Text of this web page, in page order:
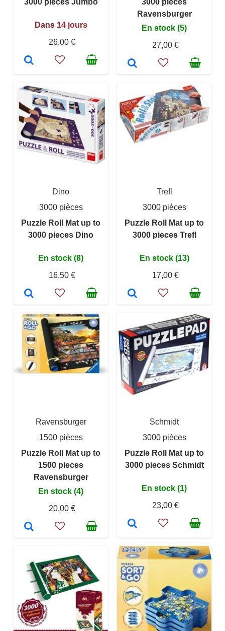
Dans 14 jours
26,00 €
Ravensburger
En stock (5)
27,00 €
Dino
3000 pièces
Puzzle Roll Mat up to
3000 pieces Dino
En stock (8)
16,50 €
Trefl
3000 pièces
Puzzle Roll Mat up to
3000 pieces Trefl
En stock (13)
17,00 €
Ravensburger
1500 pièces
Puzzle Roll Mat up to
1500 pieces
Ravensburger
En stock (4)
20,00 €
Schmidt
3000 pièces
Puzzle Roll Mat up to
3000 pieces Schmidt
En stock (1)
23,00 €